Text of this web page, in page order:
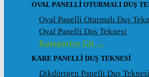
OVAL PANELLI OTURMALI DUŞ
Oval Panelli Oturmalı Duş
Oval Panelli Duş Teknesi
Kategoriye Git →
KARE PANELLI DUŞ TEKNESI
Dikdörtgen Panelli Duş